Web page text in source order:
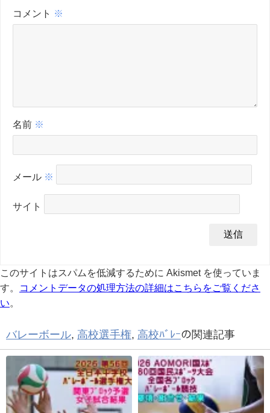
コメント ※
名前 ※
メール ※
サイト
このサイトはスパムを低減するために Akismet を使っていま
す。
コメントデータの処理方法の詳細はこちらをご覧くださ
い。
バレーボール, 高校選手権, 高校ﾊﾞﾚｰの関連記事